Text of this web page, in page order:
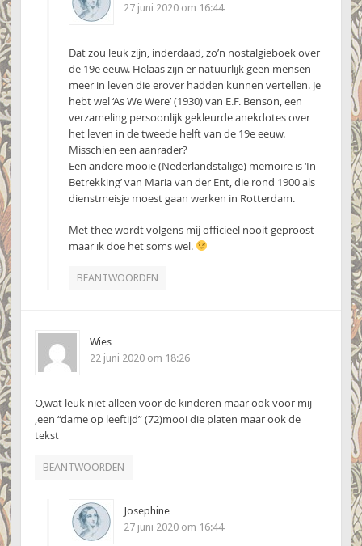
27 juni 2020 om 16:44
Dat zou leuk zijn, inderdaad, zo’n nostalgieboek over
de 19e eeuw. Helaas zijn er natuurlijk geen mensen
meer in leven die erover hadden kunnen vertellen. Je
hebt wel ‘As We Were’ (1930) van E.F. Benson, een
verzameling persoonlijk gekleurde anekdotes over
het leven in de tweede helft van de 19e eeuw.
Misschien een aanrader?
Een andere mooie (Nederlandstalige) memoire is ‘In
Betrekking’ van Maria van der Ent, die rond 1900 als
dienstmeisje moest gaan werken in Rotterdam.
Met thee wordt volgens mij officieel nooit geproost –
maar ik doe het soms wel.
BEANTWOORDEN
Wies
22 juni 2020 om 18:26
O,wat leuk niet alleen voor de kinderen maar ook voor mij
,een “dame op leeftijd” (72)mooi die platen maar ook de
tekst
BEANTWOORDEN
Josephine
27 juni 2020 om 16:44